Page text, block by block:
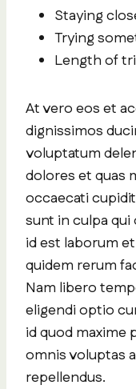
Staying
Trying
Length of
At vero eos et
dignissimos
voluptatum
dolores et quas
occaecati
sunt in culpa
id est laborum
quidem rerum
Nam libero
eligendi optio
id quod maxime
omnis voluptas
repellendus.